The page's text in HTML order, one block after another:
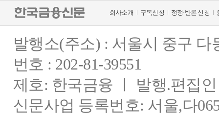
회사소개 구독신청 정정·반론 신청
발행소(주소) : 서울시 중구
번호 : 202-81-39551
제호: 한국금융 ㅣ 발행.편집
신문사업 등록번호: 서울,다